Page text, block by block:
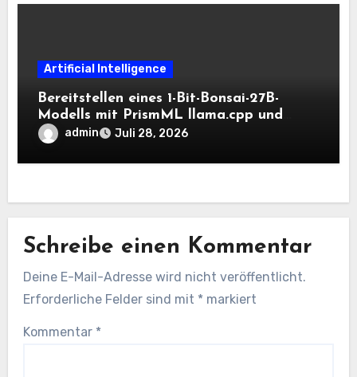
Artificial Intelligence
Bereitstellen eines 1-Bit-Bonsai-27B-
Modells mit PrismML llama.cpp und
OpenAI-kompatiblen lokalen Inferenz-
Workflows
admin Juli 28, 2026
Schreibe einen Kommentar
Deine E-Mail-Adresse wird nicht veröffentlicht.
Erforderliche Felder sind mit * markiert
Kommentar *